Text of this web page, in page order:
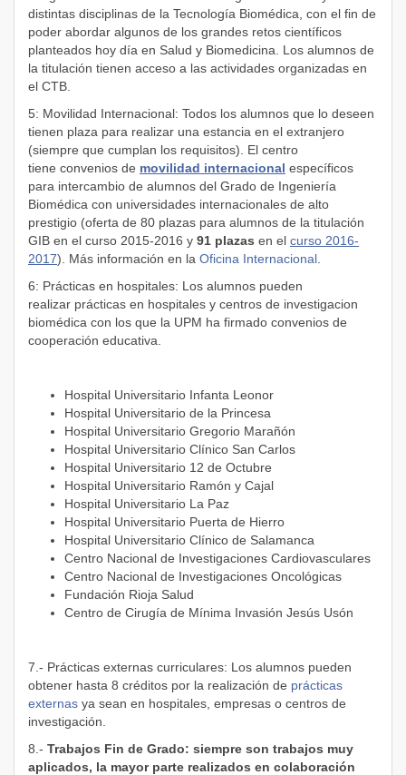
distintas disciplinas de la Tecnología Biomédica, con el fin de
poder abordar algunos de los grandes retos científicos
planteados hoy día en Salud y Biomedicina. Los alumnos de
la titulación tienen acceso a las actividades organizadas en
el CTB.
5: Movilidad Internacional: Todos los alumnos que lo deseen
tienen plaza para realizar una estancia en el extranjero
(siempre que cumplan los requisitos). El centro
tiene convenios de movilidad internacional específicos
para intercambio de alumnos del Grado de Ingeniería
Biomédica con universidades internacionales de alto
prestigio (oferta de 80 plazas para alumnos de la titulación
GIB en el curso 2015-2016 y 91 plazas en el curso 2016-
2017). Más información en la Oficina Internacional
6: Prácticas en hospitales: Los alumnos pueden
realizar prácticas en hospitales y centros de investigacion
biomédica con los que la UPM ha firmado convenios de
cooperación educativa.
Hospital Universitario Infanta Leonor
Hospital Universitario de la Princesa
Hospital Universitario Gregorio Marañón
Hospital Universitario Clínico San Carlos
Hospital Universitario 12 de Octubre
Hospital Universitario Ramón y Cajal
Hospital Universitario La Paz
Hospital Universitario Puerta de Hierro
Hospital Universitario Clínico de Salamanca
Centro Nacional de Investigaciones Cardiovasculares
Centro Nacional de Investigaciones Oncológicas
Fundación Rioja Salud
Centro de Cirugía de Mínima Invasión Jesús Usón
7.- Prácticas externas curriculares: Los alumnos pueden
obtener hasta 8 créditos por la realización de prácticas
externas ya sean en hospitales, empresas o centros de
investigación.
8.- Trabajos Fin de Grado: siempre son trabajos muy
aplicados, la mayor parte realizados en colaboración